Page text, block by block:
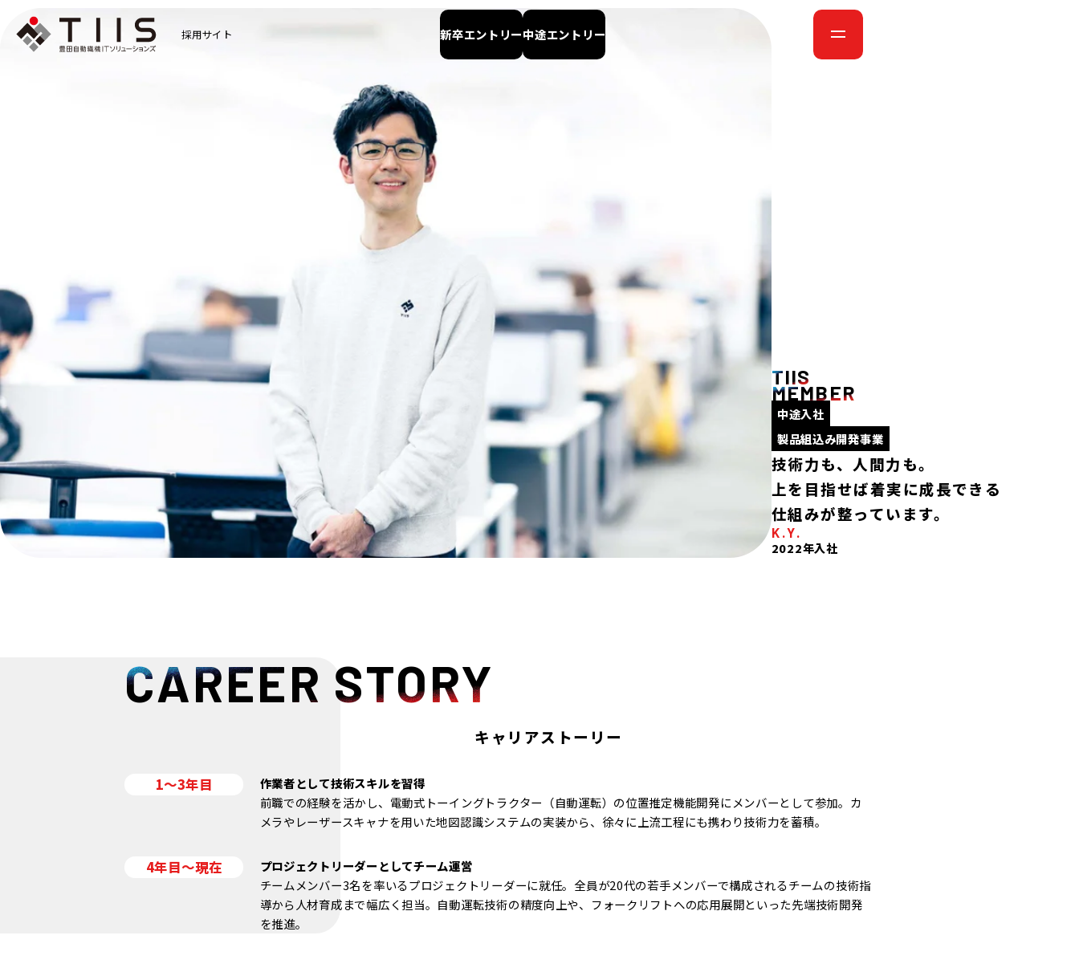
採用サイト 新卒エントリー中途エントリー
TIIS
MEMBER
中途入社
製品組込み開発事業
技術力も、人間力も。
上を目指せば着実に成長できる
仕組みが整っています。
K.Y.
2022年入社
CAREER STORY
キャリアストーリー
1〜3年目
作業者として技術スキルを習得
前職での経験を活かし、電動式トーイングトラクター（自動運転）の位置推定機能開発にメンバーとして参加。カ
メラやレーザースキャナを用いた地図認識システムの実装から、徐々に上流工程にも携わり技術力を蓄積。
4年目〜現在
プロジェクトリーダーとしてチーム運営
チームメンバー3名を率いるプロジェクトリーダーに就任。全員が20代の若手メンバーで構成されるチームの技術指
導から人材育成まで幅広く担当。自動運転技術の精度向上や、フォークリフトへの応用展開といった先端技術開発
を推進。